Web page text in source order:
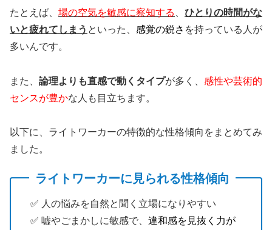
たとえば、 場の空気を敏感に察知する
ひとりの時間がな
いと疲れてしまう といった、 感覚の鋭さ を持っている人が
多いんです。
また、 論理よりも直感で動くタイプが多く、 感性や芸術的
センスが豊かな人も目立ちます。
以下に、ライトワーカーの特徴的な性格傾向をまとめてみ
ました。
ライトワーカーに見られる性格傾向
✅️ 人の悩みを自然と聞く立場になりやすい
✅️ 嘘やごまかしに敏感で、 違和感を見抜く力が